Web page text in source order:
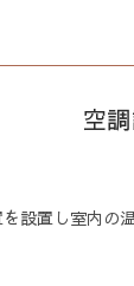
空
設置し室内の